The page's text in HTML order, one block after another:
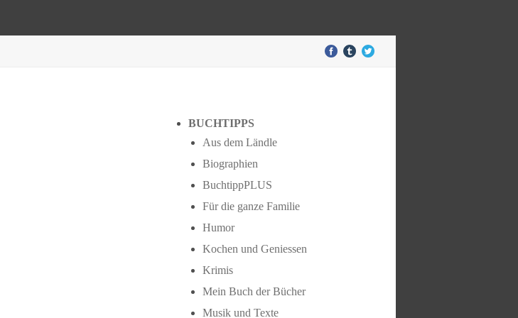
BUCHTIPPS
Aus dem Ländle
Biographien
BuchtippPLUS
Für die ganze Familie
Humor
Kochen und Geniessen
Krimis
Mein Buch der Bücher
Musik und Texte